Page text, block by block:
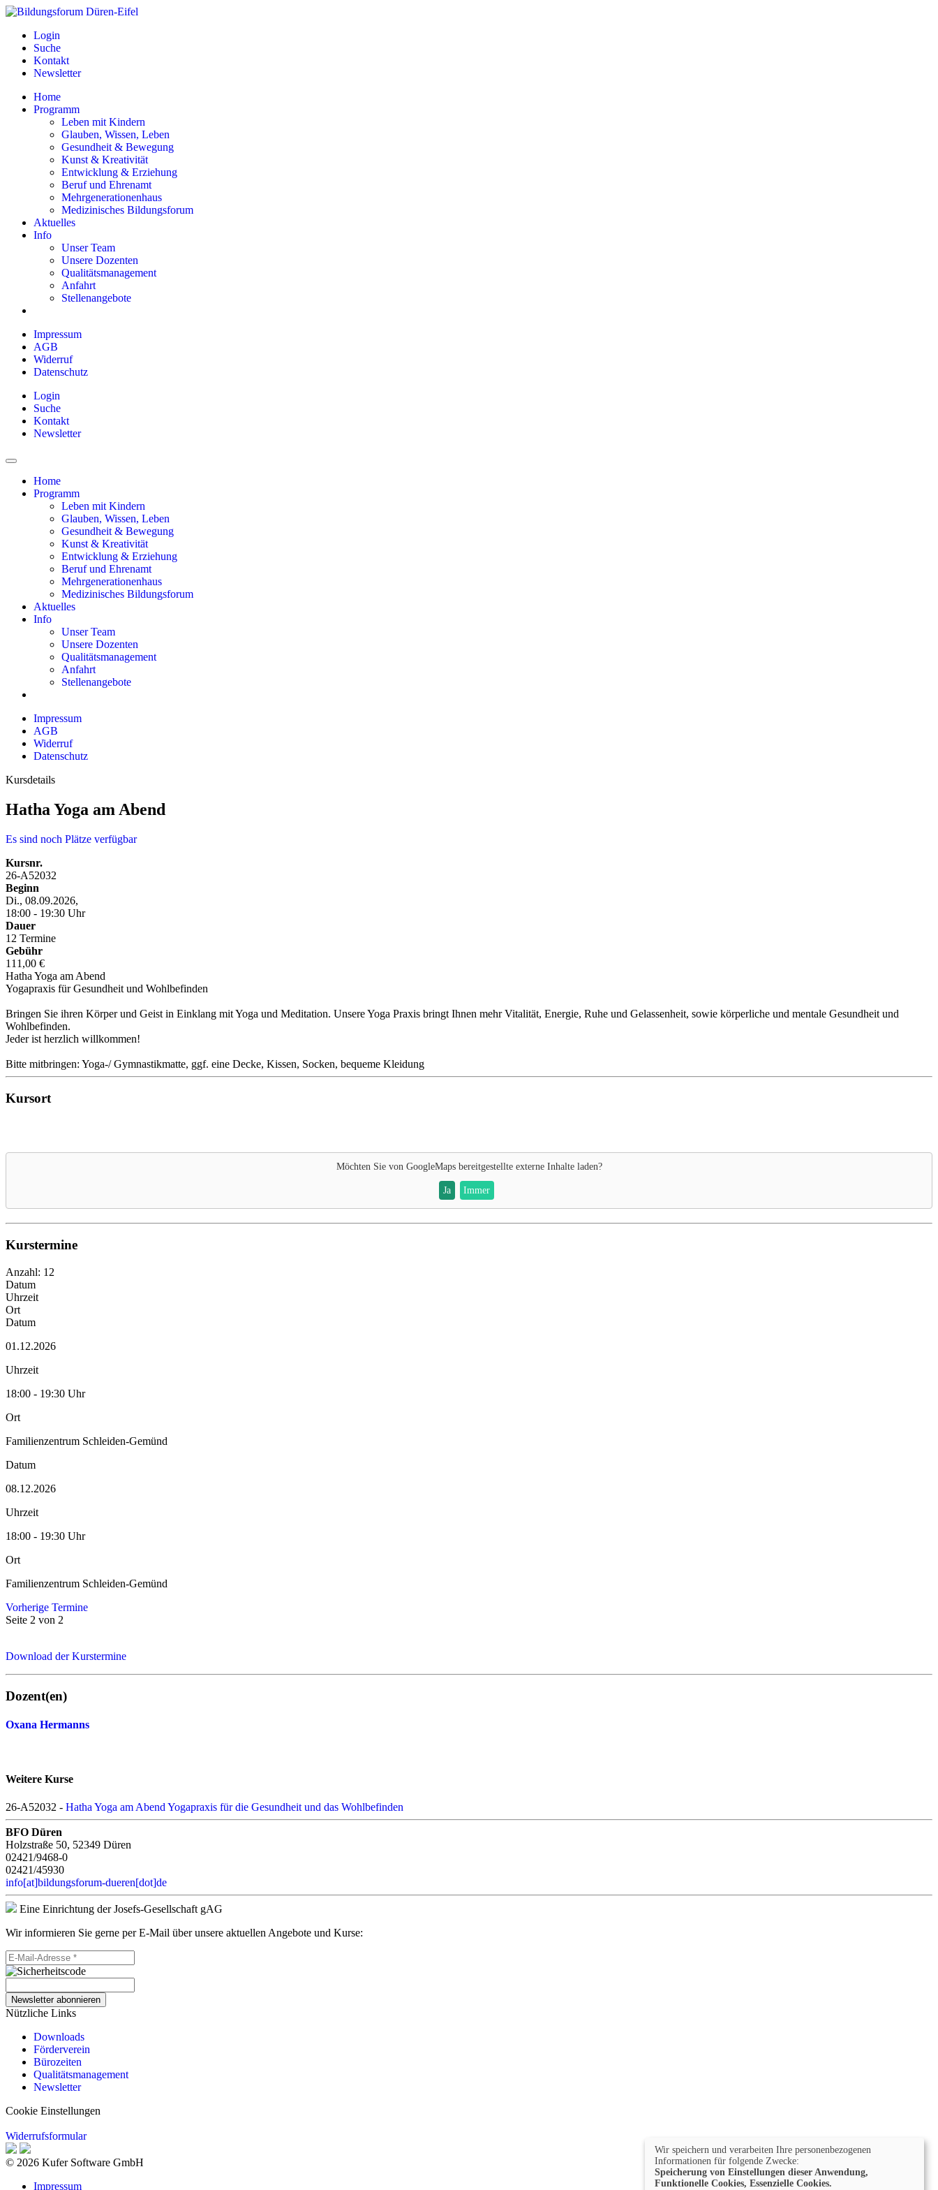
Login
Suche
Kontakt
Newsletter
Home
Programm
Leben mit Kindern
Glauben, Wissen, Leben
Gesundheit & Bewegung
Kunst & Kreativität
Entwicklung & Erziehung
Beruf und Ehrenamt
Mehrgenerationenhaus
Medizinisches Bildungsforum
Aktuelles
Info
Unser Team
Unsere Dozenten
Qualitätsmanagement
Anfahrt
Stellenangebote
Impressum
AGB
Widerruf
Datenschutz
Login
Suche
Kontakt
Newsletter
Home
Programm
Leben mit Kindern
Glauben, Wissen, Leben
Gesundheit & Bewegung
Kunst & Kreativität
Entwicklung & Erziehung
Beruf und Ehrenamt
Mehrgenerationenhaus
Medizinisches Bildungsforum
Aktuelles
Info
Unser Team
Unsere Dozenten
Qualitätsmanagement
Anfahrt
Stellenangebote
Impressum
AGB
Widerruf
Datenschutz
Kursdetails
Hatha Yoga am Abend
Es sind noch Plätze verfügbar
Kursnr.
26-A52032
Beginn
Di., 08.09.2026,
18:00 - 19:30 Uhr
Dauer
12 Termine
Gebühr
111,00 €
Hatha Yoga am Abend
Yogapraxis für Gesundheit und Wohlbefinden
Bringen Sie ihren Körper und Geist in Einklang mit Yoga und Meditation. Unsere Yoga Praxis bringt Ihnen mehr Vitalität, Energie, Ruhe und Gelassenheit, sowie körperliche und mentale Gesundheit und
Wohlbefinden.
Jeder ist herzlich willkommen!
Bitte mitbringen: Yoga-/ Gymnastikmatte, ggf. eine Decke, Kissen, Socken, bequeme Kleidung
Kursort
Möchten Sie von GoogleMapsbereitgestellte externe Inhalte laden?
Ja Immer
Kurstermine
Anzahl: 12
Datum
Uhrzeit
Ort
Datum
01.12.2026
Uhrzeit
18:00 - 19:30 Uhr
Ort
Familienzentrum Schleiden-Gemünd
Datum
08.12.2026
Uhrzeit
18:00 - 19:30 Uhr
Ort
Familienzentrum Schleiden-Gemünd
Vorherige Termine
Seite 2 von 2
Download der Kurstermine
Dozent(en)
Oxana Hermanns
Weitere Kurse
26-A52032 - Hatha Yoga am Abend Yogapraxis für die Gesundheit und das Wohlbefinden
BFO Düren
Holzstraße 50, 52349 Düren
02421/9468-0
02421/45930
info[at]bildungsforum-dueren[dot]de
Eine Einrichtung der Josefs-Gesellschaft gAG
Wir informieren Sie gerne per E-Mail über unsere aktuellen Angebote und Kurse:
Newsletter abonnieren
Nützliche Links
Downloads
Förderverein
Bürozeiten
Qualitätsmanagement
Newsletter
Cookie Einstellungen
Widerrufsformular
© 2026 Kufer Software GmbH
Impressum
Wir speichern und verarbeiten Ihre personenbezogenen
Informationen für folgende Zwecke:
Speicherung von Einstellungen dieser Anwendung,
Funktionelle Cookies, Essenzielle Cookies.